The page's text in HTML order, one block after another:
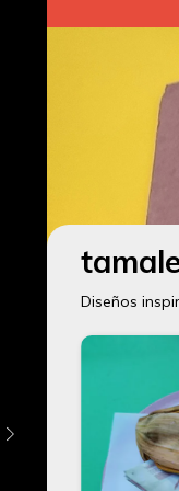
Diseños